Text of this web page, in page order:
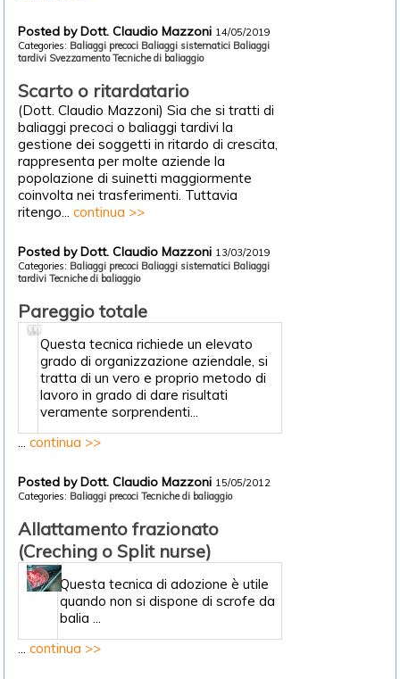
Posted by Dott. Claudio Mazzoni 14/05/2019
Categories: Baliaggi precoci Baliaggi sistematici Baliaggi
tardivi Svezzamento Tecniche di baliaggio
Scarto o ritardatario
(Dott. Claudio Mazzoni) Sia che si tratti di
baliaggi precoci o baliaggi tardivi la
gestione dei soggetti in ritardo di crescita,
rappresenta per molte aziende la
popolazione di suinetti maggiormente
coinvolta nei trasferimenti. Tuttavia
ritengo...continua >>
Posted by Dott. Claudio Mazzoni 13/03/2019
Categories: Baliaggi precoci Baliaggi sistematici Baliaggi
tardivi Tecniche di baliaggio
Pareggio totale
Questa tecnica richiede un elevato
grado di organizzazione aziendale, si
tratta di un vero e proprio metodo di
lavoro in grado di dare risultati
veramente sorprendenti...
...continua >>
Posted by Dott. Claudio Mazzoni 15/05/2012
Categories: Baliaggi precoci Tecniche di baliaggio
Allattamento frazionato
(Creching o Split nurse)
Questa tecnica di adozione è utile
quando non si dispone di scrofe da
balia ...
...continua >>